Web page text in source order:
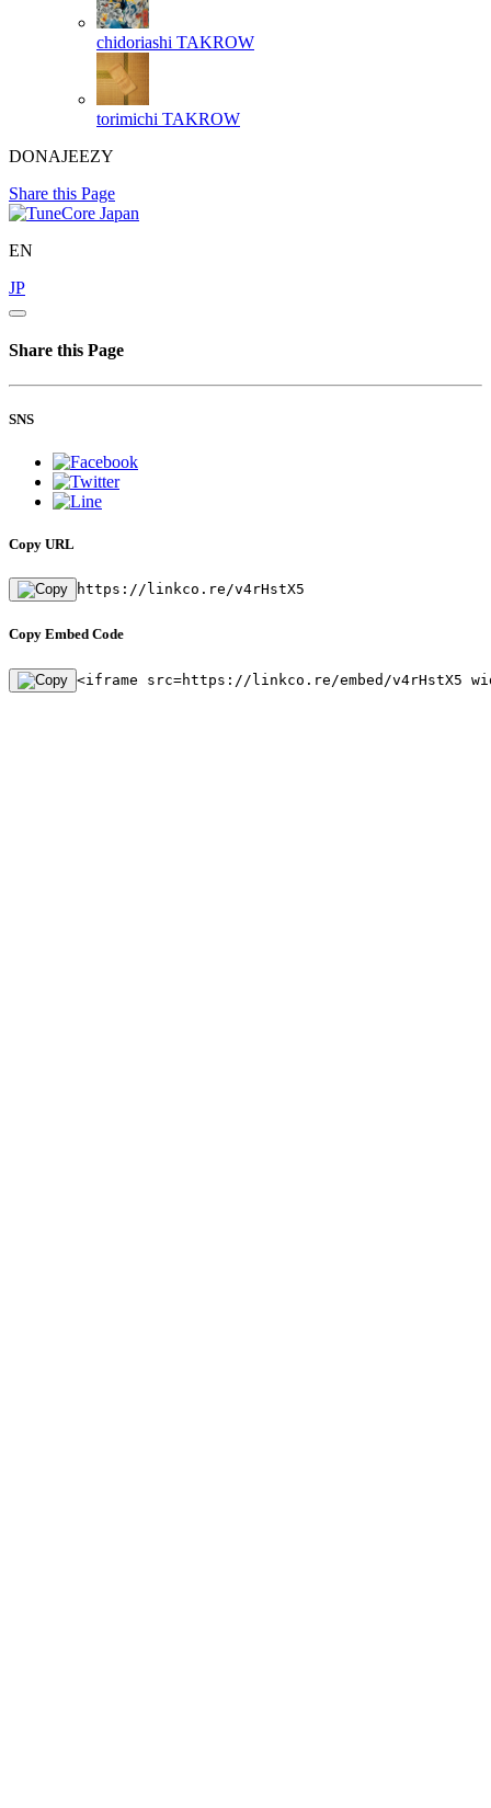
chidoriashi TAKROW
torimichi TAKROW
DONAJEEZY
Share this Page
EN
JP
Share this Page
SNS
Copy URL
https://linkco.re/v4rHstX5
Copy Embed Code
<iframe src=https://linkco.re/embed/v4rHstX5